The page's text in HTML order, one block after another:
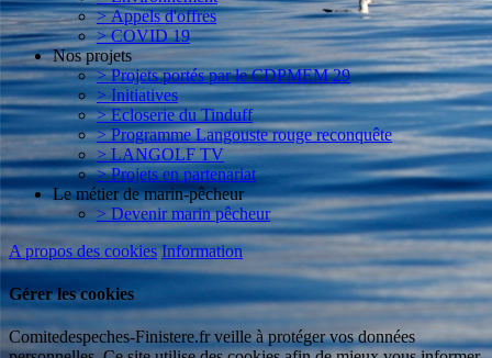
> Appels d'offres
> COVID 19
Nos projets
> Projets portés par le CDPMEM 29
> Initiatives
> Ecloserie du Tinduff
> Programme Langouste rouge reconquête
> LANGOLF TV
> Projets en partenariat
Le métier de marin-pêcheur
> Devenir marin pêcheur
A propos des cookies Information
Gérer les cookies
Comitedespeches-Finistere.fr veille à protéger vos données